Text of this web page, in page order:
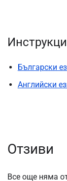
Български
Английски
Отзиви
Все още няма